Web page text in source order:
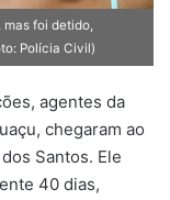
mas foi detido,
Polícia Civil)
agentes da
chegaram ao
Santos. Ele
40 dias,